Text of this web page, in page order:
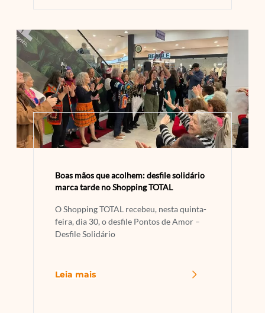
Boas mãos que acolhem: desfile solidário
marca tarde no Shopping TOTAL
O Shopping TOTAL recebeu, nesta quinta-
feira, dia 30, o desfile Pontos de Amor –
Desfile Solidário
Leia mais